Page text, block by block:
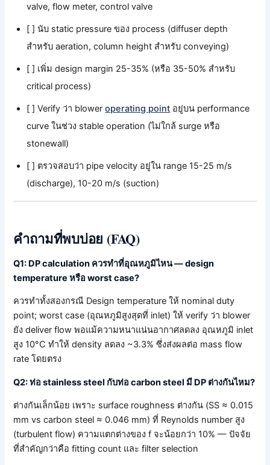
valve, flow meter, control valve
[ ] นับ static pressure ของ process (diffuser depth
สำหรับ aeration, column height สำหรับ conveying)
[ ] เพิ่ม design margin 25-35% (หรือ 35-50% สำหรับ
critical process)
[ ] Verify ว่า bloweroperating point อยู่บน performance
curve ในช่วง stable operation (ไม่ใกล้ surge หรือ
stonewall)
[ ] ตรวจสอบว่า pipe velocity อยู่ใน range 15-25 m/s
(discharge), 10-20 m/s (suction)
คำถามที่พบบ่อย (FAQ)
Q1: DP calculation ควรทำที่อุณหภูมิไหน — design
temperature หรือ worst case?
ควรทำทั้งสองกรณี Design temperature ให้ nominal duty
point; worst case (อุณหภูมิสูงสุดที่ inlet) ให้ verify ว่า blower
ยัง deliver flow พอแม้ความหนาแน่นอากาศลดลง อุณหภูมิ inlet
สูง 10°C ทำให้ density ลดลง ~3.3% ซึ่งส่งผลต่อ mass flow
rate โดยตรง
Q2: ท่อ stainless steel กับท่อ carbon steel มี DP ต่างกันไหม?
ต่างกันเล็กน้อย เพราะ surface roughness ต่างกัน (SS ≈ 0.015
mm vs carbon steel ≈ 0.046 mm) ที่ Reynolds number สูง
(turbulent flow) ความแตกต่างของ f จะน้อยกว่า 10% — ปัจจัย
ที่สำคัญกว่าคือ fitting count และ filter selection